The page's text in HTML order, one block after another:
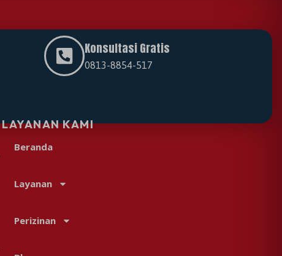
Konsultasi Gratis
0813-8854-517
LAYANAN KAMI
Beranda
Layanan
Perizinan